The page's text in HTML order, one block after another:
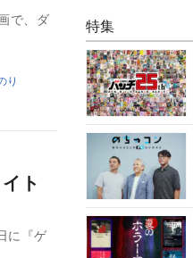
で、ダ
り
ト
に『ゲ
特集